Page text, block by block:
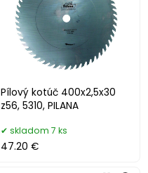
Pílový kotúč 400x2,5x30
z56, 5310, PILANA
skladom 7 ks
47.20 €